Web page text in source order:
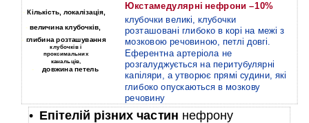
- Кількість, локалізація,
-величина клубочків,
- глибина розташування
клубочків і
проксимальних
канальців,
- довжина петель
Юкстамедулярні нефрони –10%
клубочки великі, клубочки
розташовані глибоко в корі на межі з
мозковою речовиною, петлі довгі.
Еферентна артеріола не
розгалуджується на перитубулярні
капіляри, а утворює прямі судини, які
глибоко опускаються в мозкову
речовину
• Епітелій різних частин нефрону